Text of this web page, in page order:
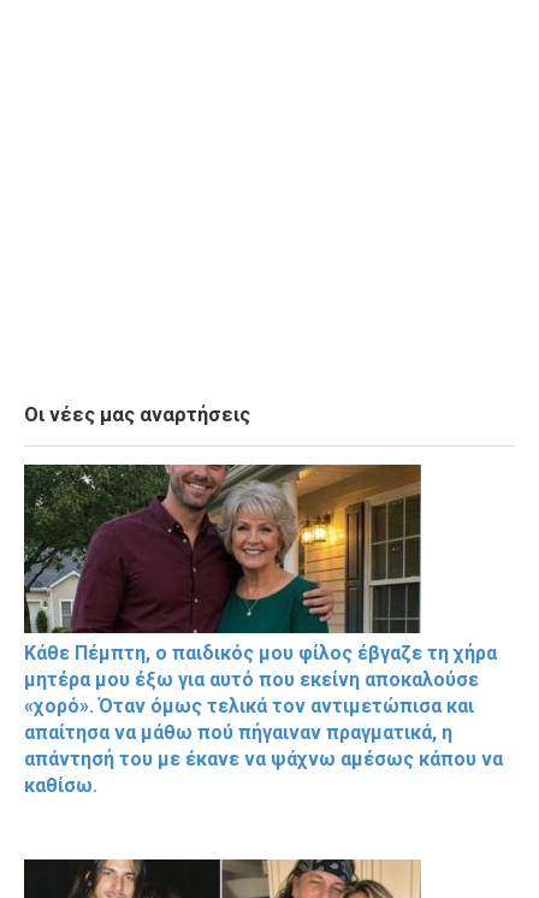
Οι νέες μας αναρτήσεις
Κάθε Πέμπτη, ο παιδικός μου φίλος έβγαζε τη χήρα
μητέρα μου έξω για αυτό που εκείνη αποκαλούσε
«χορό». Όταν όμως τελικά τον αντιμετώπισα και
απαίτησα να μάθω πού πήγαιναν πραγματικά, η
απάντησή του με έκανε να ψάχνω αμέσως κάπου να
καθίσω.